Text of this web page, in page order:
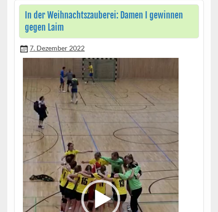
In der Weihnachtszauberei: Damen I gewinnen
gegen Laim
7. Dezember 2022